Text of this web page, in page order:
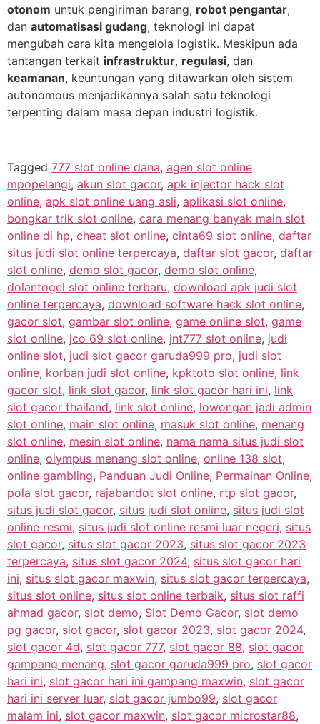
otonom untuk pengiriman barang, robot pengantar,
dan automatisasi gudang, teknologi ini dapat
mengubah cara kita mengelola logistik. Meskipun ada
tantangan terkait infrastruktur, regulasi, dan
keamanan, keuntungan yang ditawarkan oleh sistem
autonomous menjadikannya salah satu teknologi
terpenting dalam masa depan industri logistik.
Tagged 777 slot online dana, agen slot online
mpopelangi, akun slot gacor, apk injector hack slot
online, apk slot online uang asli, aplikasi slot online,
bongkar trik slot online, cara menang banyak main slot
online di hp, cheat slot online, cinta69 slot online, daftar
situs judi slot online terpercaya, daftar slot gacor, daftar
slot online, demo slot gacor, demo slot online,
dolantogel slot online terbaru, download apk judi slot
online terpercaya, download software hack slot online,
gacor slot, gambar slot online, game online slot, game
slot online, jco 69 slot online, jnt777 slot online, judi
online slot, judi slot gacor garuda999 pro, judi slot
online, korban judi slot online, kpktoto slot online, link
gacor slot, link slot gacor, link slot gacor hari ini, link
slot gacor thailand, link slot online, lowongan jadi admin
slot online, main slot online, masuk slot online, menang
slot online, mesin slot online, nama nama situs judi slot
online, olympus menang slot online, online 138 slot,
online gambling, Panduan Judi Online, Permainan Online,
pola slot gacor, rajabandot slot online, rtp slot gacor,
situs judi slot gacor, situs judi slot online, situs judi slot
online resmi, situs judi slot online resmi luar negeri, situs
slot gacor, situs slot gacor 2023, situs slot gacor 2023
terpercaya, situs slot gacor 2024, situs slot gacor hari
ini, situs slot gacor maxwin, situs slot gacor terpercaya,
situs slot online, situs slot online terbaik, situs slot raffi
ahmad gacor, slot demo, Slot Demo Gacor, slot demo
pg gacor, slot gacor, slot gacor 2023, slot gacor 2024,
slot gacor 4d, slot gacor 777, slot gacor 88, slot gacor
gampang menang, slot gacor garuda999 pro, slot gacor
hari ini, slot gacor hari ini gampang maxwin, slot gacor
hari ini server luar, slot gacor jumbo99, slot gacor
malam ini, slot gacor maxwin, slot gacor microstar88,